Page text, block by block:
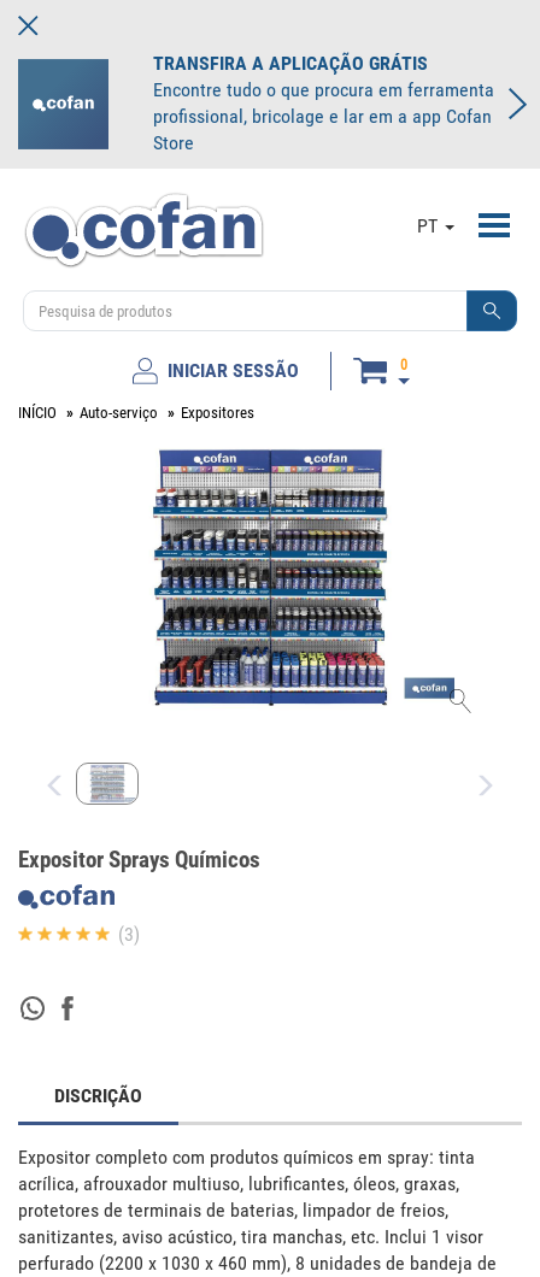
TRANSFIRA A APLICAÇÃO GRÁTIS
Encontre tudo o que procura em ferramenta
profissional, bricolage e lar em a app Cofan
Store
PT
INICIAR SESSÃO 0
INÍCIO Auto-serviço Expositores
Expositor Sprays Químicos
(3)
DISCRIÇÃO
Expositor completo com produtos químicos em spray: tinta
acrílica, afrouxador multiuso, lubrificantes, óleos, graxas,
protetores de terminais de baterias, limpador de freios,
sanitizantes, aviso acústico, tira manchas, etc. Inclui 1 visor
perfurado (2200 x 1030 x 460 mm), 8 unidades de bandeja de